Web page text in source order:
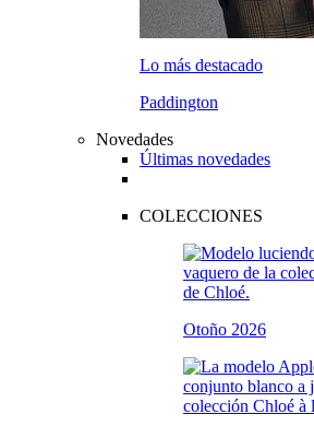
Lo más destacado
Paddington
Novedades
Últimas novedades
COLECCIONES
Otoño 2026